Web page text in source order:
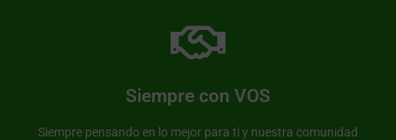
Siempre con VOS
Siempre pensando en lo mejor para ti y nuestra comunidad
Farmacia Avenida
Somos una farmacia al servicio de nuestra comunidad
Más información de nuestra farmacia